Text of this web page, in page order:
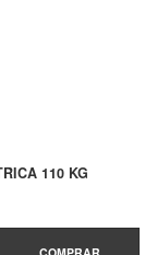
110 KG